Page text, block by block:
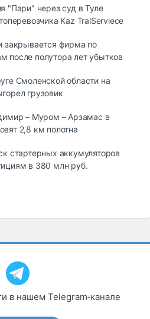
"Пари" через суд в Туле
Kaz TralServiece
закрывается фирма по
после полутора лет убытков
Смоленской области на
грузовик
– Муром – Арзамас в
2,8 км полотна
стартерных аккумуляторов
в 380 млн руб.
в нашем Telegram‑канале